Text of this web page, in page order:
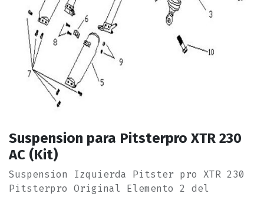
Suspension para Pitsterpro XTR 230
AC (Kit)
Suspension Izquierda Pitster pro XTR 230
Pitsterpro Original Elemento 2 del